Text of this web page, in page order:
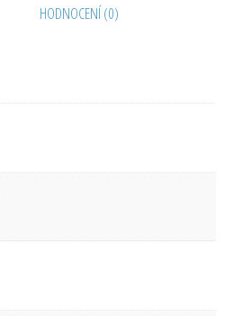
HODNOCENÍ (0)